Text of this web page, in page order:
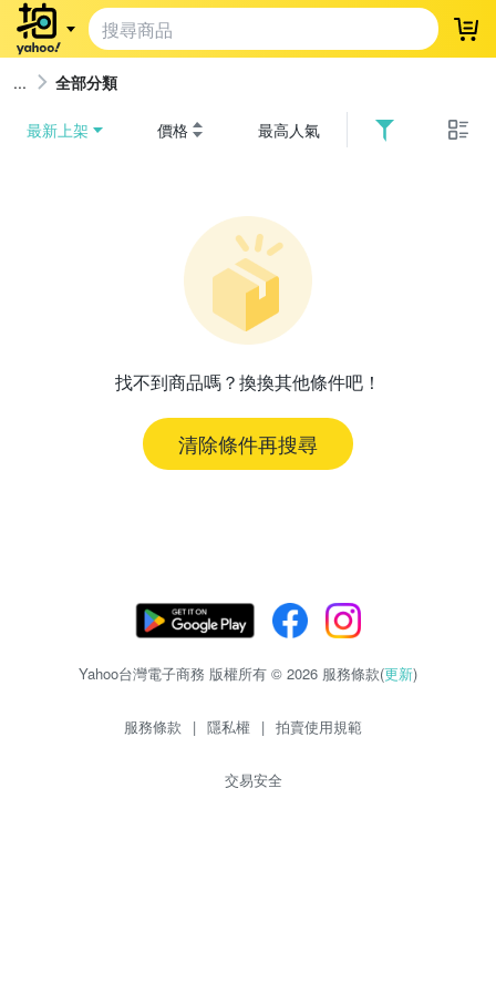
登
全部分類
最新上架 價格 最高人氣
找不到商品嗎？換換其他條件吧！
清除條件再搜尋
Yahoo台灣電子商務 版權所有 © 2026 服務條款(更新)
服務條款 | 隱私權 | 拍賣使用規範
交易安全